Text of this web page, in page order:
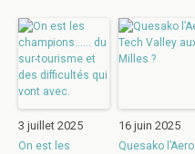
3 juillet 2025
On est les
16 juin 2025
Quesako l’Aero